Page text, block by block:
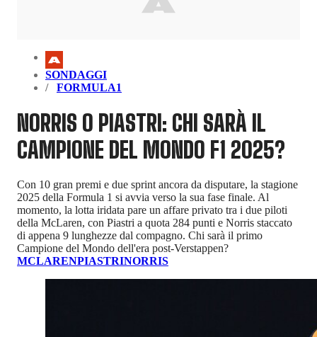
SONDAGGI
FORMULA1
NORRIS O PIASTRI: CHI SARÀ IL
CAMPIONE DEL MONDO F1 2025?
Con 10 gran premi e due sprint ancora da disputare, la stagione
2025 della Formula 1 si avvia verso la sua fase finale. Al
momento, la lotta iridata pare un affare privato tra i due piloti
della McLaren, con Piastri a quota 284 punti e Norris staccato
di appena 9 lunghezze dal compagno. Chi sarà il primo
Campione del Mondo dell'era post-Verstappen?
MCLARENPIASTRINORRIS